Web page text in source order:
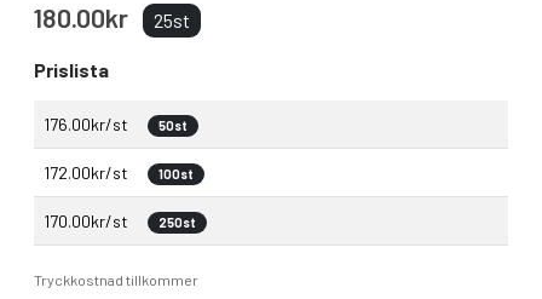
180.00kr 25st
Prislista
176.00kr/st 50st
172.00kr/st 100st
170.00kr/st 250st
Tryckkostnad tillkommer